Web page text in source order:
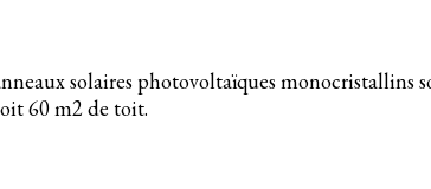
solaires photovoltaïques monocristallins
60 m2 de toit.